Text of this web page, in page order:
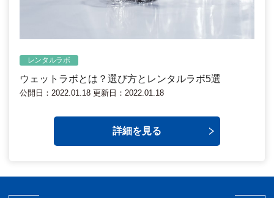
レンタルラボ
ウェットラボとは？選び方とレンタルラボ5選
公開日：2022.01.18 更新日：2022.01.18
詳細を見る